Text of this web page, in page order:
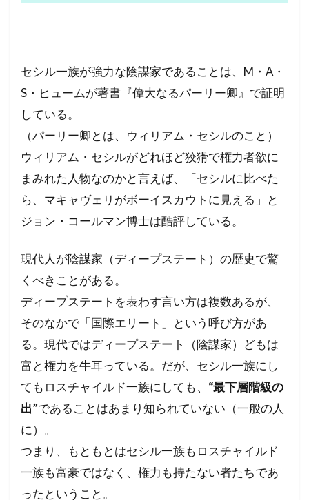
セシル一族が強力な陰謀家であることは、M・A・
S・ヒュームが著書『偉大なるパーリー卿』で証明
している。
（パーリー卿とは、ウィリアム・セシルのこと）
ウィリアム・セシルがどれほど狡猾で権力者欲に
まみれた人物なのかと言えば、「セシルに比べた
ら、マキャヴェリがボーイスカウトに見える」と
ジョン・コールマン博士は酷評している。
現代人が陰謀家（ディープステート）の歴史で驚
くべきことがある。
ディープステートを表わす言い方は複数あるが、
そのなかで「国際エリート」という呼び方があ
る。現代ではディープステート（陰謀家）どもは
富と権力を牛耳っている。だが、セシル一族にし
てもロスチャイルド一族にしても、 “最下層階級の
出”であることはあまり知られていない（一般の人
に）。
つまり、もともとはセシル一族もロスチャイルド
一族も富豪ではなく、権力も持たない者たちであ
ったということ。